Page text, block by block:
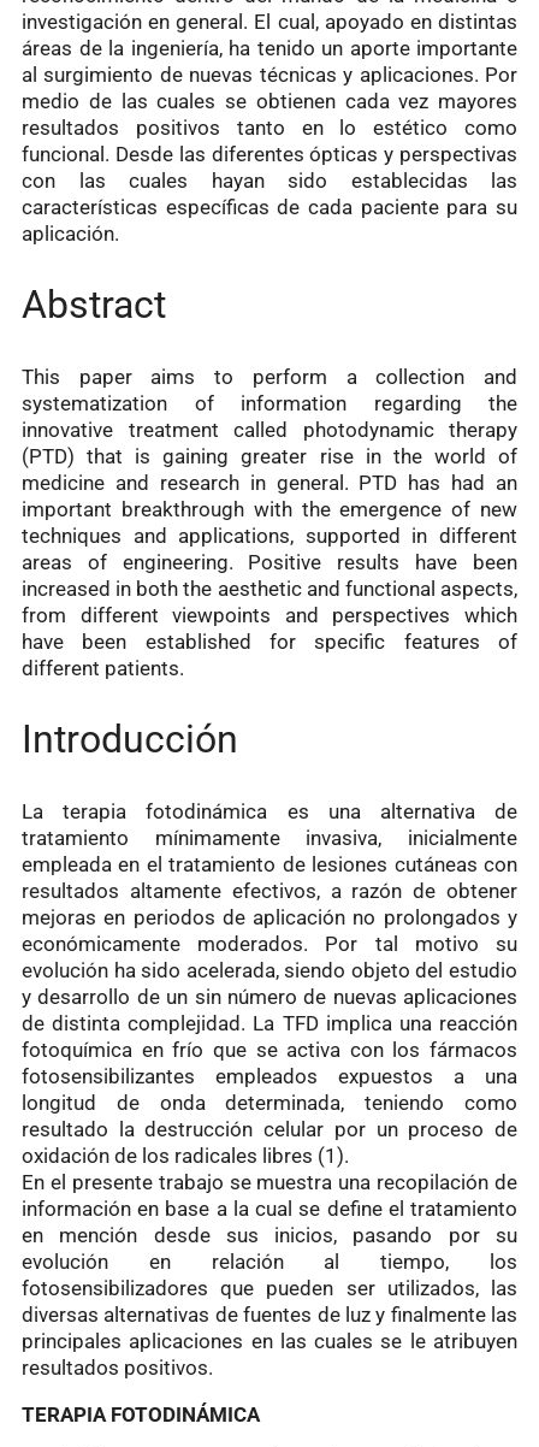
investigación en general. El cual, apoyado en distintas
áreas de la ingeniería, ha tenido un aporte importante
al surgimiento de nuevas técnicas y aplicaciones. Por
medio de las cuales se obtienen cada vez mayores
resultados positivos tanto en lo estético como
funcional. Desde las diferentes ópticas y perspectivas
con las cuales hayan sido establecidas las
características específicas de cada paciente para su
aplicación.
Abstract
This paper aims to perform a collection and
systematization of information regarding the
innovative treatment called photodynamic therapy
(PTD) that is gaining greater rise in the world of
medicine and research in general. PTD has had an
important breakthrough with the emergence of new
techniques and applications, supported in different
areas of engineering. Positive results have been
increased in both the aesthetic and functional aspects,
from different viewpoints and perspectives which
have been established for specific features of
different patients.
Introducción
La terapia fotodinámica es una alternativa de
tratamiento mínimamente invasiva, inicialmente
empleada en el tratamiento de lesiones cutáneas con
resultados altamente efectivos, a razón de obtener
mejoras en periodos de aplicación no prolongados y
económicamente moderados. Por tal motivo su
evolución ha sido acelerada, siendo objeto del estudio
y desarrollo de un sin número de nuevas aplicaciones
de distinta complejidad. La TFD implica una reacción
fotoquímica en frío que se activa con los fármacos
fotosensibilizantes empleados expuestos a una
longitud de onda determinada, teniendo como
resultado la destrucción celular por un proceso de
oxidación de los radicales libres (1).
En el presente trabajo se muestra una recopilación de
información en base a la cual se define el tratamiento
en mención desde sus inicios, pasando por su
evolución en relación al tiempo, los
fotosensibilizadores que pueden ser utilizados, las
diversas alternativas de fuentes de luz y finalmente las
principales aplicaciones en las cuales se le atribuyen
resultados positivos.
TERAPIA FOTODINÁMICA